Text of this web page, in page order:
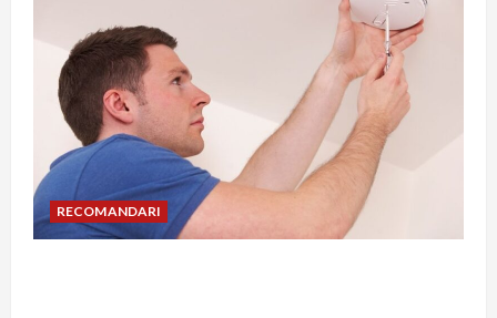
RECOMANDARI